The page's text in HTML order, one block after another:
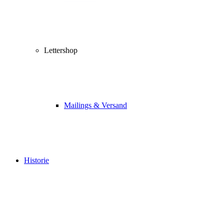
Lettershop
Mailings & Versand
Historie